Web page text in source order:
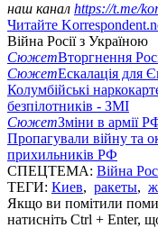
наш канал https://t.me/
Читайте
Війна Росії з Україною
СюжетВторгнення
СюжетЕскалація для
Колумбійські
безпілотників - ЗМІ
СюжетЗміни в армії
Пропагували війну та
прихильників РФ
СПЕЦТЕМА: Війна
ТЕГИ: Киев, ракеты,
Якщо ви помітили
натисніть Ctrl + Enter,